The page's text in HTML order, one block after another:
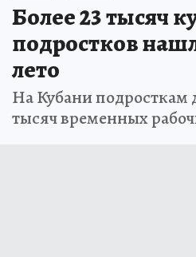
Более 23 тысяч
подростков
лето
На Кубани подросткам
тысяч временных